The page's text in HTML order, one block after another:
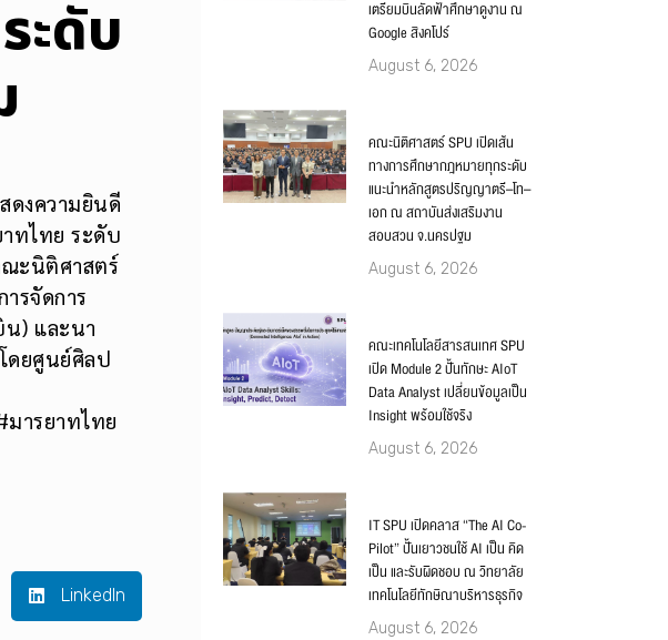
ะดับ
ดงความยินดี
ทไทย ระดับ
ณะนิติศาสตร์
รจัดการ
น) และนา
ดยศูนย์ศิลป
ารยาทไทย
LinkedIn
เตรียมบินลัดฟ้าศึกษาดูงาน ณ
Google สิงคโปร์
August 6, 2026
คณะนิติศาสตร์ SPU เปิดเส้น
ทางการศึกษากฎหมายทุกระดับ
แนะนำหลักสูตรปริญญาตรี–โท–
เอก ณ สถาบันส่งเสริมงาน
สอบสวน จ.นครปฐม
August 6, 2026
คณะเทคโนโลยีสารสนเทศ SPU
เปิด Module 2 ปั้นทักษะ AIoT
Data Analyst เปลี่ยนข้อมูลเป็น
Insight พร้อมใช้จริง
August 6, 2026
IT SPU เปิดคลาส “The AI Co-
Pilot” ปั้นเยาวชนใช้ AI เป็น คิด
เป็น และรับผิดชอบ ณ วิทยาลัย
เทคโนโลยีทักษิณาบริหารธุรกิจ
August 6, 2026